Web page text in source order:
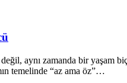
aynı zamanda bir
temelinde “az ama öz”…